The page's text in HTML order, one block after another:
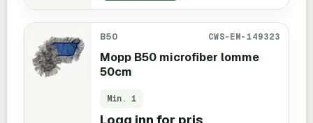
B50 CWS-EM-149323
Mopp B50 microfiber lomme
50cm
Min. 1
Logg inn for pris